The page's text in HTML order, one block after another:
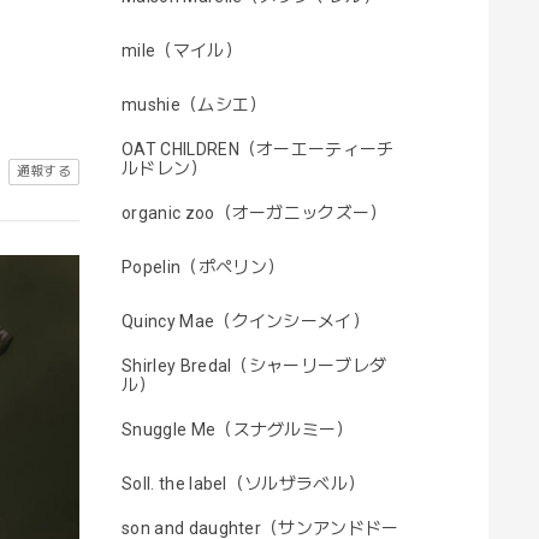
mile（マイル）
mushie（ムシエ）
OAT CHILDREN（オーエーティーチ
ルドレン）
organic zoo（オーガニックズー）
Popelin（ポペリン）
Quincy Mae（クインシーメイ）
Shirley Bredal（シャーリーブレダ
ル）
Snuggle Me（スナグルミー）
Soll. the label（ソルザラベル）
son and daughter（サンアンドドー
通報する